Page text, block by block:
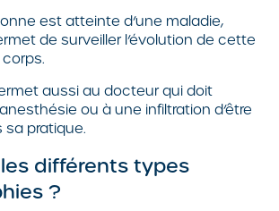
est atteinte d’une maladie,
de surveiller l’évolution de cette
aussi au docteur qui doit
ou à une infiltration d’être
sa pratique.
différents types
?